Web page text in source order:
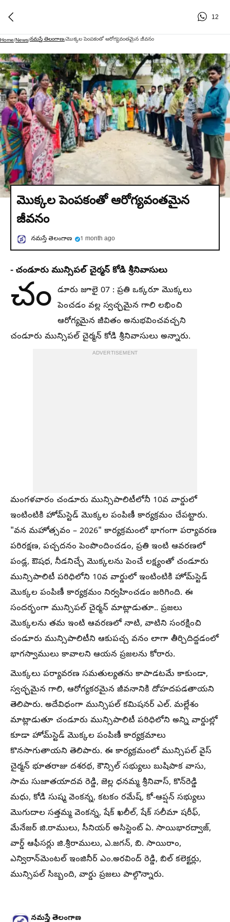
12
Home/News/నమస్తే తెలంగాణ/మొక్కల పెంపకంతో ఆరోగ్యవంతమైన జీవనం
మొక్కల పెంపకంతో ఆరోగ్యవంతమైన
జీవనం
నమస్తే తెలంగాణ 1 month ago
- చండూరు మున్సిపల్ చైర్మన్ కోడి శ్రీనివాసులు
చం డూరు జూలై 07 : ప్రతి ఒక్కరూ మొక్కలు
పెంచడం వల్ల స్వచ్ఛమైన గాలి లభించి
ఆరోగ్యమైన జీవితం అనుభవించవచ్చని
చండూరు మున్సిపల్ చైర్మన్ కోడి శ్రీనివాసులు అన్నారు.
ADVERTISEMENT
మంగళవారం చండూరు మున్సిపాలిటీలోనీ 10వ వార్డులో
ఇంటింటికి హోమ్‌స్టెడ్ మొక్కల పంపిణీ కార్యక్రమం చేపట్టారు.
"వన మహోత్సవం – 2026" కార్యక్రమంలో భాగంగా పర్యావరణ
పరిరక్షణ, పచ్చదనం పెంపొందించడం, ప్రతి ఇంటి ఆవరణలో
పండ్ల, ఔషధ, నీడనిచ్చే మొక్కలను పెంచే లక్ష్యంతో చండూరు
మున్సిపాలిటీ పరిధిలోని 10వ వార్డులో ఇంటింటికి హోమ్‌స్టెడ్
మొక్కల పంపిణీ కార్యక్రమం నిర్వహించడం జరిగింది. ఈ
సందర్భంగా మున్సిపల్ చైర్మన్ మాట్లాడుతూ.. ప్రజలు
మొక్కలను తమ ఇంటి ఆవరణలో నాటి, వాటిని సంరక్షించి
చండూరు మున్సిపాలిటీని ఆకుపచ్చ వనం లాగా తీర్చిదిద్దడంలో
భాగస్వాములు కావాలని ఆయన ప్రజలను కోరారు.
మొక్కలు పర్యావరణ సమతుల్యతను కాపాడటమే కాకుండా,
స్వచ్ఛమైన గాలి, ఆరోగ్యకరమైన జీవనానికి దోహదపడతాయని
తెలిపారు. అదేవిధంగా మున్సిపల్ కమిషనర్ ఎల్. మల్లేశం
మాట్లాడుతూ చండూరు మున్సిపాలిటీ పరిధిలోని అన్ని వార్డుల్లో
కూడా హోమ్‌స్టెడ్ మొక్కల పంపిణీ కార్యక్రమాలు
కొనసాగుతాయని తెలిపారు. ఈ కార్యక్రమంలో మున్సిపల్ వైస్
చైర్మన్ భూతరాజు దశరథ, కౌన్సిల్ సభ్యులు బుషిపాక వాసు,
సామ సుజాతయాదవ రెడ్డి, జెల్ల ధనమ్మ శ్రీనివాస్, కొన్‌రెడ్డి
మధు, కోడి సుష్మ వెంకన్న, కటకం రమేష్, కో-ఆప్షన్ సభ్యులు
మొగుదాల సత్తమ్మ వెంకన్న, షేక్ ఖలీల్, షేక్ సలీమా షరీఫ్,
మేనేజర్ జి.రాములు, సీనియర్ అసిస్టెంట్ ఏ. సాయిభారద్వాజ్,
వార్డ్ ఆఫీసర్లు జి.శ్రీరాములు, ఎ.జగన్, బి. సాయిరాం,
ఎన్విరాన్‌మెంటల్ ఇంజినీర్ ఎం.అరవింద్ రెడ్డి, బిల్ కలెక్టర్లు,
మున్సిపల్ సిబ్బంది, వార్డు ప్రజలు పాల్గొన్నారు.
నమస్తే తెలంగాణ